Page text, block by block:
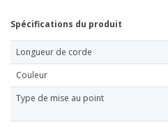
Spécifications du produit
Longueur de corde
Couleur
Type de mise au point